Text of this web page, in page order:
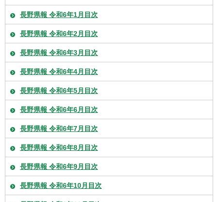
長野県報 令和6年1月目次
長野県報 令和6年2月目次
長野県報 令和6年3月目次
長野県報 令和6年4月目次
長野県報 令和6年5月目次
長野県報 令和6年6月目次
長野県報 令和6年7月目次
長野県報 令和6年8月目次
長野県報 令和6年9月目次
長野県報 令和6年10月目次